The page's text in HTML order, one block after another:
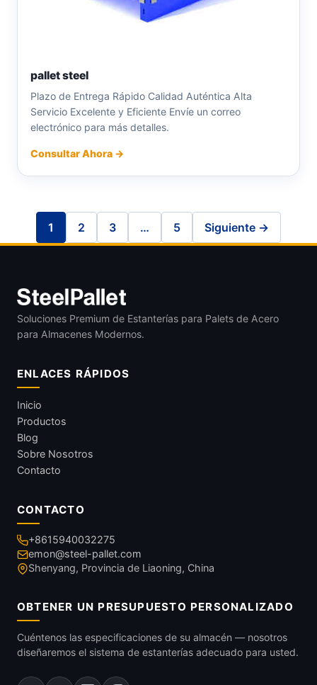
pallet steel
Plazo de Entrega Rápido Calidad Auténtica Alta
Servicio Excelente y Eficiente Envíe un correo
electrónico para más detalles.
Consultar Ahora →
1 2 3 … 5 Siguiente →
Soluciones Premium de Estanterías para Palets de Acero
para Almacenes Modernos.
ENLACES RÁPIDOS
Inicio
Productos
Blog
Sobre Nosotros
Contacto
CONTACTO
+8615940032275
emon@steel-pallet.com
Shenyang, Provincia de Liaoning, China
OBTENER UN PRESUPUESTO PERSONALIZADO
Cuéntenos las especificaciones de su almacén — nosotros
diseñaremos el sistema de estanterías adecuado para usted.